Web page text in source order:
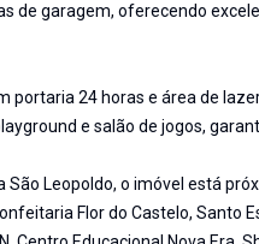
de garagem, oferecendo
portaria 24 horas e área de
e salão de jogos,
São Leopoldo, o imóvel está
Flor do Castelo, Santo